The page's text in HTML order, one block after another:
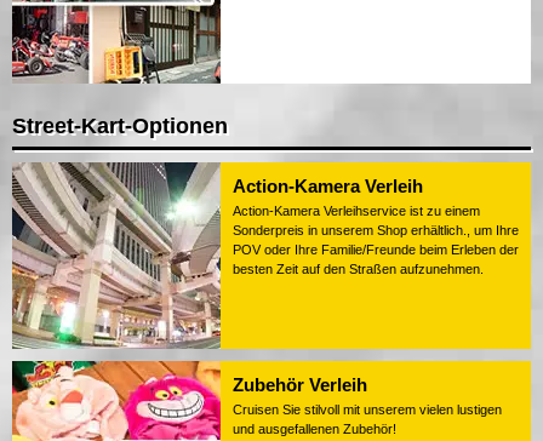
Street-Kart-Optionen
Action-Kamera Verleih
Action-Kamera Verleihservice ist zu einem
Sonderpreis in unserem Shop erhältlich., um Ihre
POV oder Ihre Familie/Freunde beim Erleben der
besten Zeit auf den Straßen aufzunehmen.
Zubehör Verleih
Cruisen Sie stilvoll mit unserem vielen lustigen
und ausgefallenen Zubehör!